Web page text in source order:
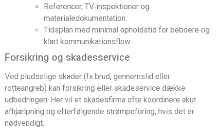
Referencer, TV‑inspektioner og
materialedokumentation.
Tidsplan med minimal opholdstid for beboere og
klart kommunikationsflow.
Forsikring og skadesservice
Ved pludselige skader (fx brud, gennemslid eller
rotteangreb) kan forsikring eller skadeservice dække
udbedringen. Her vil et skadesfirma ofte koordinere akut
afhjælpning og efterfølgende strømpeforing, hvis det er
nødvendigt.